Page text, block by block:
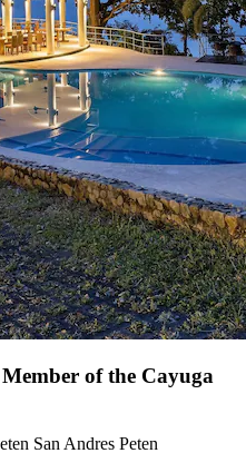
of the Cayuga
San Andres Peten